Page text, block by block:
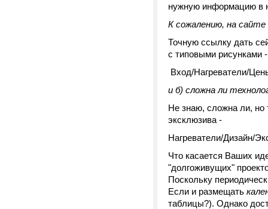
нужную информацию в
К сожалению, на сайте
Точную ссылку дать
с типовыми рисунками
Вход/Нагреватели/
и б) сложна ли
Не знаю, сложна ли, но
эксклюзива -
Нагреватели/Дизайн/
Что касается Ваших
"долгоживущих"
Поскольку
Если и размещать
таблицы?). Однако